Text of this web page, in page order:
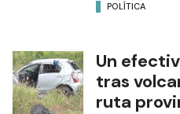
POLÍTICA
Un
tras
ruta